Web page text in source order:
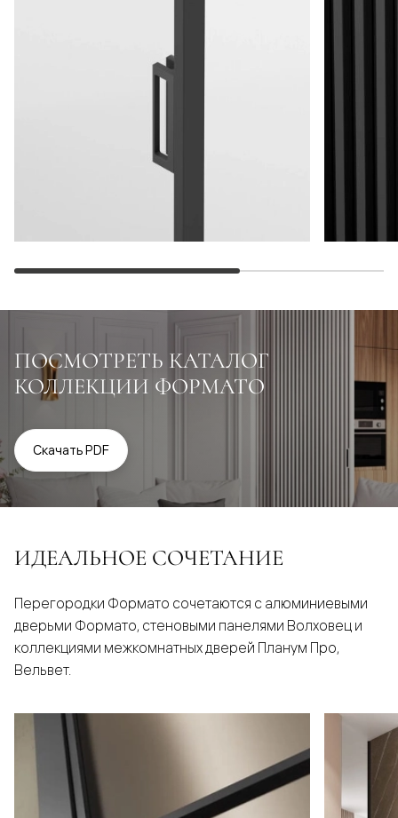
ПОСМОТРЕТЬ КАТАЛОГ
КОЛЛЕКЦИИ ФОРМАТО
Скачать PDF
ИДЕАЛЬНОЕ СОЧЕТАНИЕ
Перегородки Формато сочетаются с алюминиевыми
дверьми Формато, стеновыми панелями Волховец и
коллекциями межкомнатных дверей Планум Про,
Вельвет.